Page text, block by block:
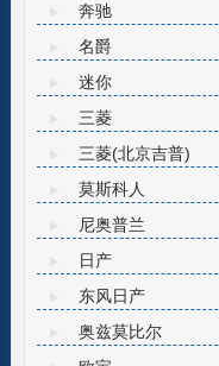
奔驰
名爵
迷你
三菱
三菱(北京吉普)
莫斯科人
尼奥普兰
日产
东风日产
奥兹莫比尔